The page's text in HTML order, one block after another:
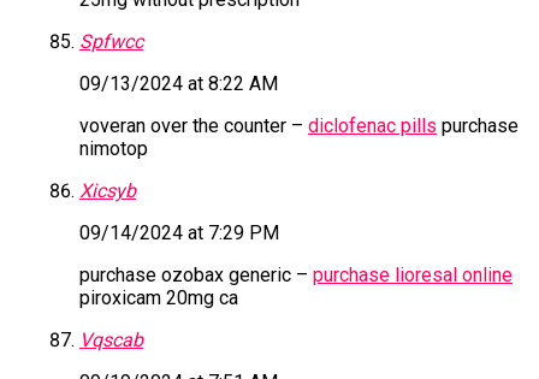
Spfwcc
09/13/2024 at 8:22 AM
voveran over the counter – diclofenac pills purchase
nimotop
Xicsyb
09/14/2024 at 7:29 PM
purchase ozobax generic – purchase lioresal online
piroxicam 20mg ca
Vqscab